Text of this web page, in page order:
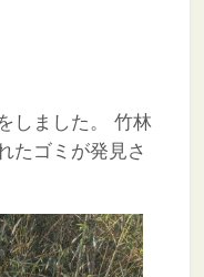
しました。
竹林
たゴミが発見さ